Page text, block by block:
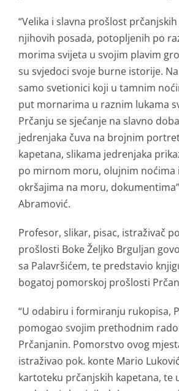
“Velika i slavna prošlost
njihovih posada, potopljenih po
morima svijeta u svojim plavim
su svjedoci svoje burne istorije.
samo svetionici koji u tamnim
put mornarima u raznim lukama
Prčanju se sjećanje na slavno
jedrenjaka čuva na brojnim
kapetana, slikama jedrenjaka
po mirnom moru, olujnim noćima
okršajima na moru,
Abramović.
Profesor, slikar, pisac, istraživač
prošlosti Boke Željko Brguljan
sa Palavršićem, te predstavio
bogatoj pomorskoj prošlosti
“U odabiru i formiranju rukopisa,
pomogao svojim prethodnim
Prčanjanin. Pomorstvo ovog
istraživao pok. konte Mario
kartoteku prčanjskih kapetana, te